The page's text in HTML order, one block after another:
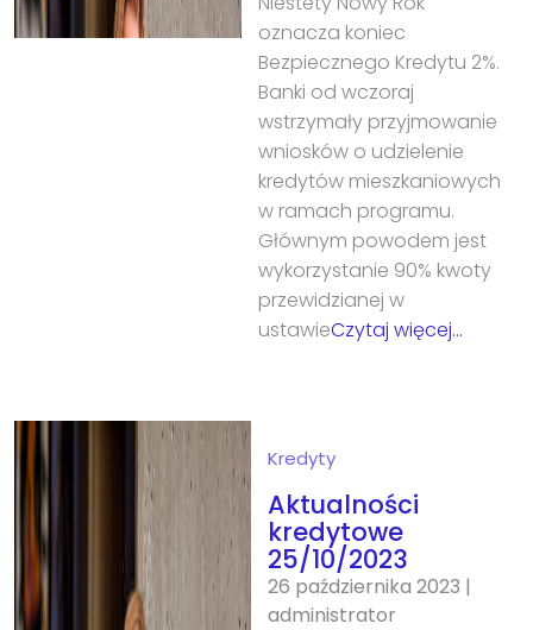
oznacza koniec
Bezpiecznego Kredytu 2%.
Banki od wczoraj
wstrzymały przyjmowanie
wniosków o udzielenie
kredytów mieszkaniowych
w ramach programu.
Głównym powodem jest
wykorzystanie 90% kwoty
przewidzianej w
ustawieCzytaj więcej…
Kredyty
Aktualności
kredytowe
25/10/2023
26 października 2023 |
administrator